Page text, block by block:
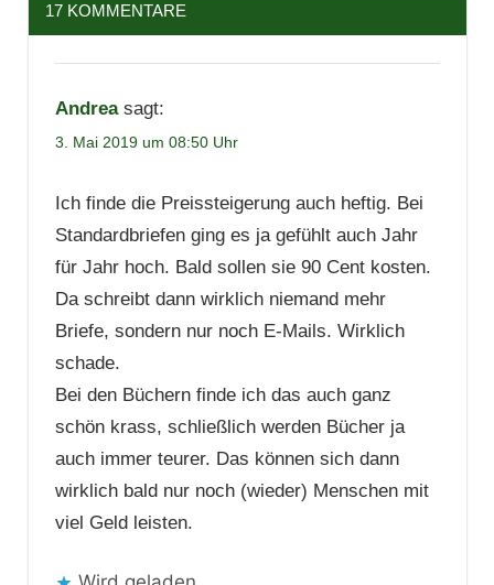
17 KOMMENTARE
Andrea sagt:
3. Mai 2019 um 08:50 Uhr
Ich finde die Preissteigerung auch heftig. Bei
Standardbriefen ging es ja gefühlt auch Jahr
für Jahr hoch. Bald sollen sie 90 Cent kosten.
Da schreibt dann wirklich niemand mehr
Briefe, sondern nur noch E-Mails. Wirklich
schade.
Bei den Büchern finde ich das auch ganz
schön krass, schließlich werden Bücher ja
auch immer teurer. Das können sich dann
wirklich bald nur noch (wieder) Menschen mit
viel Geld leisten.